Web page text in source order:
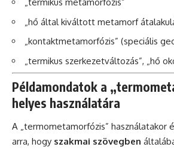
„hő által kiváltott metamorf
„kontaktmetamorfózis” (speciális
„termikus szerkezetváltozás”, „hő
Példamondatok a
helyes használatára
A „termometamorfózis” használatakor
arra, hogy szakmai szövegben